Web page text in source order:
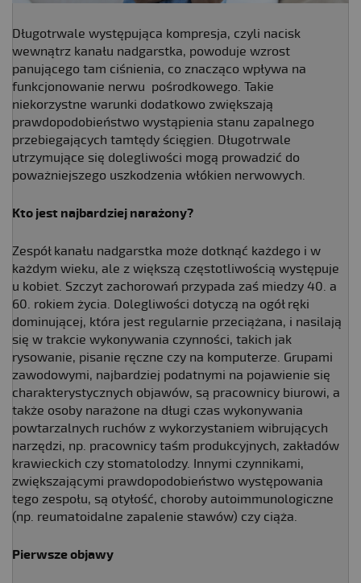
Długotrwale występująca kompresja, czyli nacisk
wewnątrz kanału nadgarstka, powoduje wzrost
panującego tam ciśnienia, co znacząco wpływa na
funkcjonowanie nerwu pośrodkowego. Takie
niekorzystne warunki dodatkowo zwiększają
prawdopodobieństwo wystąpienia stanu zapalnego
przebiegających tamtędy ścięgien. Długotrwale
utrzymujące się dolegliwości mogą prowadzić do
poważniejszego uszkodzenia włókien nerwowych.
Kto jest najbardziej narażony?
Zespół kanału nadgarstka może dotknąć każdego i w
każdym wieku, ale z większą częstotliwością występuje
u kobiet. Szczyt zachorowań przypada zaś miedzy 40. a
60. rokiem życia. Dolegliwości dotyczą na ogół ręki
dominującej, która jest regularnie przeciążana, i nasilają
się w trakcie wykonywania czynności, takich jak
rysowanie, pisanie ręczne czy na komputerze. Grupami
zawodowymi, najbardziej podatnymi na pojawienie się
charakterystycznych objawów, są pracownicy biurowi, a
także osoby narażone na długi czas wykonywania
powtarzalnych ruchów z wykorzystaniem wibrujących
narzędzi, np. pracownicy taśm produkcyjnych, zakładów
krawieckich czy stomatolodzy. Innymi czynnikami,
zwiększającymi prawdopodobieństwo występowania
tego zespołu, są otyłość, choroby autoimmunologiczne
(np. reumatoidalne zapalenie stawów) czy ciąża.
Pierwsze objawy